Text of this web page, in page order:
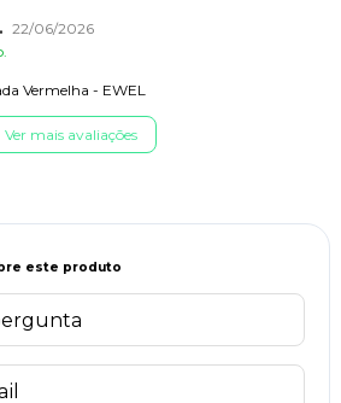
22/06/2026
Vermelha - EWEL
Ver mais avaliações
este produto